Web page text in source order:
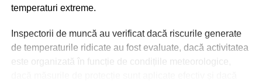
temperaturi extreme.
Inspectorii de muncă au verificat dacă riscurile generate
de temperaturile ridicate au fost evaluate, dacă activitatea
este organizată în funcție de condițiile meteorologice,